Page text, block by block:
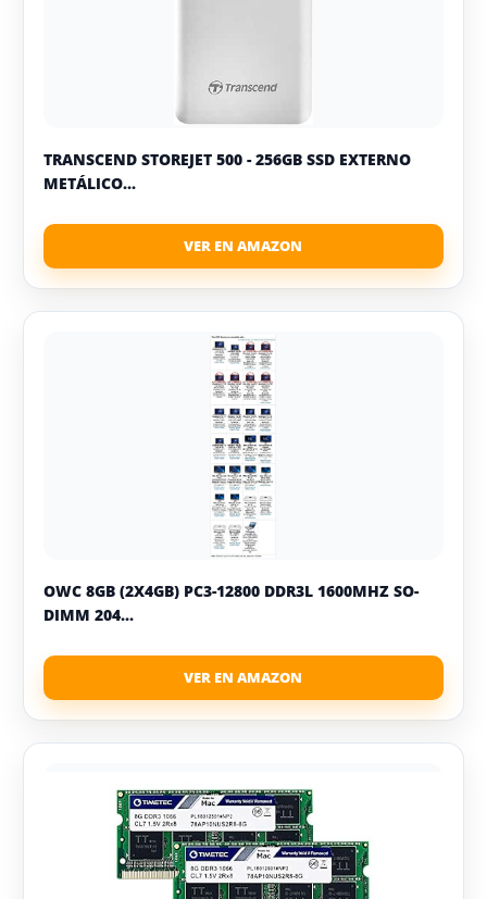
TRANSCEND STOREJET 500 - 256GB SSD EXTERNO
METÁLICO...
OWC 8GB (2X4GB) PC3-12800 DDR3L 1600MHZ SO-
DIMM 204...